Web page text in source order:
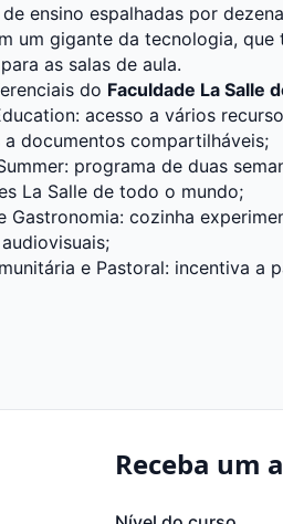
ensino espalhadas por
um gigante da tecnologia,
as salas de aula.
do Faculdade La Salle
acesso a vários
a documentos compartilháveis;
programa de duas
La Salle de todo o mundo;
Gastronomia: cozinha
e Pastoral: incentiva a
Receba um